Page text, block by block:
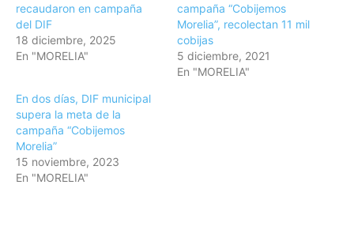
recaudaron en campaña
del DIF
18 diciembre, 2025
En "MORELIA"
campaña “Cobijemos
Morelia”, recolectan 11 mil
cobijas
5 diciembre, 2021
En "MORELIA"
En dos días, DIF municipal
supera la meta de la
campaña “Cobijemos
Morelia”
15 noviembre, 2023
En "MORELIA"